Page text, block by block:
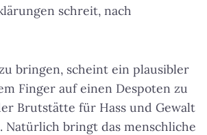
schreit, nach
bringen, scheint ein plausibler
Finger auf einen Despoten zu
Brutstätte für Hass und Gewalt
Natürlich bringt das menschliche